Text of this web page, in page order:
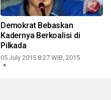
Demokrat Bebaskan
Kadernya Berkoalisi di
Pilkada
05 July 2015 8:27 WIB, 2015